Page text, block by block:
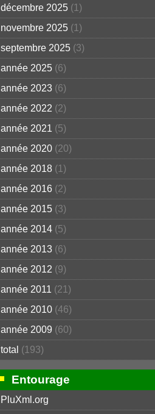
décembre 2025 (1)
novembre 2025 (1)
septembre 2025 (3)
année 2025 (6)
année 2023 (6)
année 2022 (2)
année 2021 (5)
année 2020 (20)
année 2018 (1)
année 2016 (2)
année 2015 (3)
année 2014 (5)
année 2013 (6)
année 2012 (9)
année 2011 (21)
année 2010 (46)
année 2009 (60)
total (193)
Entourage
PluXml.org